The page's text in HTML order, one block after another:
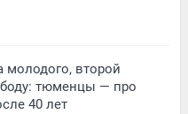
второй
тюменцы — про
40 лет